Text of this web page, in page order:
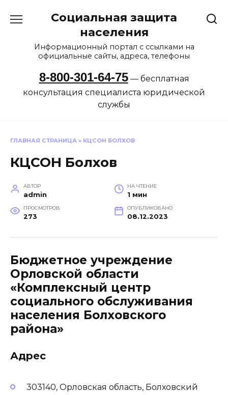
Социальная защита
населения
Информационный портал с ссылками на
официальные сайты, адреса, телефоны
8-800-301-64-75— бесплатная
консультация специалиста юридической
службы
ГЛАВНАЯ СТРАНИЦА » КЦСОН БОЛХОВ
КЦСОН Болхов
АВТОР
admin
НА ЧТЕНИЕ
1 мин
ПРОСМОТРОВ
273
ОПУБЛИКОВАНО
08.12.2023
Бюджетное учреждение
Орловской области
«Комплексный центр
социального обслуживания
населения Болховского
района»
Адрес
303140, Орловская область, Болховский